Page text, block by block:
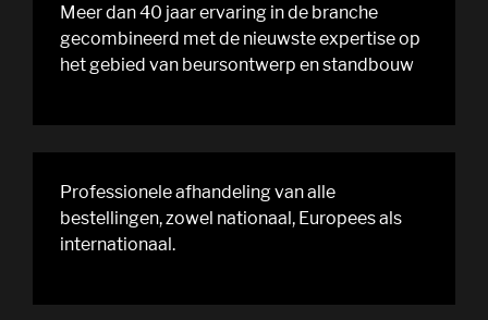
Meer dan 40 jaar ervaring in de branche
gecombineerd met de nieuwste expertise op
het gebied van beursontwerp en standbouw
Professionele afhandeling van alle
bestellingen, zowel nationaal, Europees als
internationaal.